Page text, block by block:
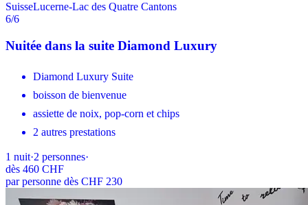
SuisseLucerne-Lac des Quatre Cantons
6/6
Nuitée dans la suite Diamond Luxury
Diamond Luxury Suite
boisson de bienvenue
assiette de noix, pop-corn et chips
2 autres prestations
1 nuit·2 personnes·
dès 460 CHF
par personne dès CHF 230